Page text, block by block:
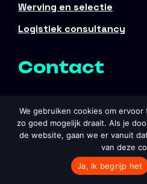
Werving en selectie
Logistiek consultancy
Contact
Contactgegevens
E:
06 – 30 70 32 66
We gebruiken cookies om
zo goed mogelijk draait. Als je
de website, gaan we er vanuit
van deze
Ja, Ik begrijp het